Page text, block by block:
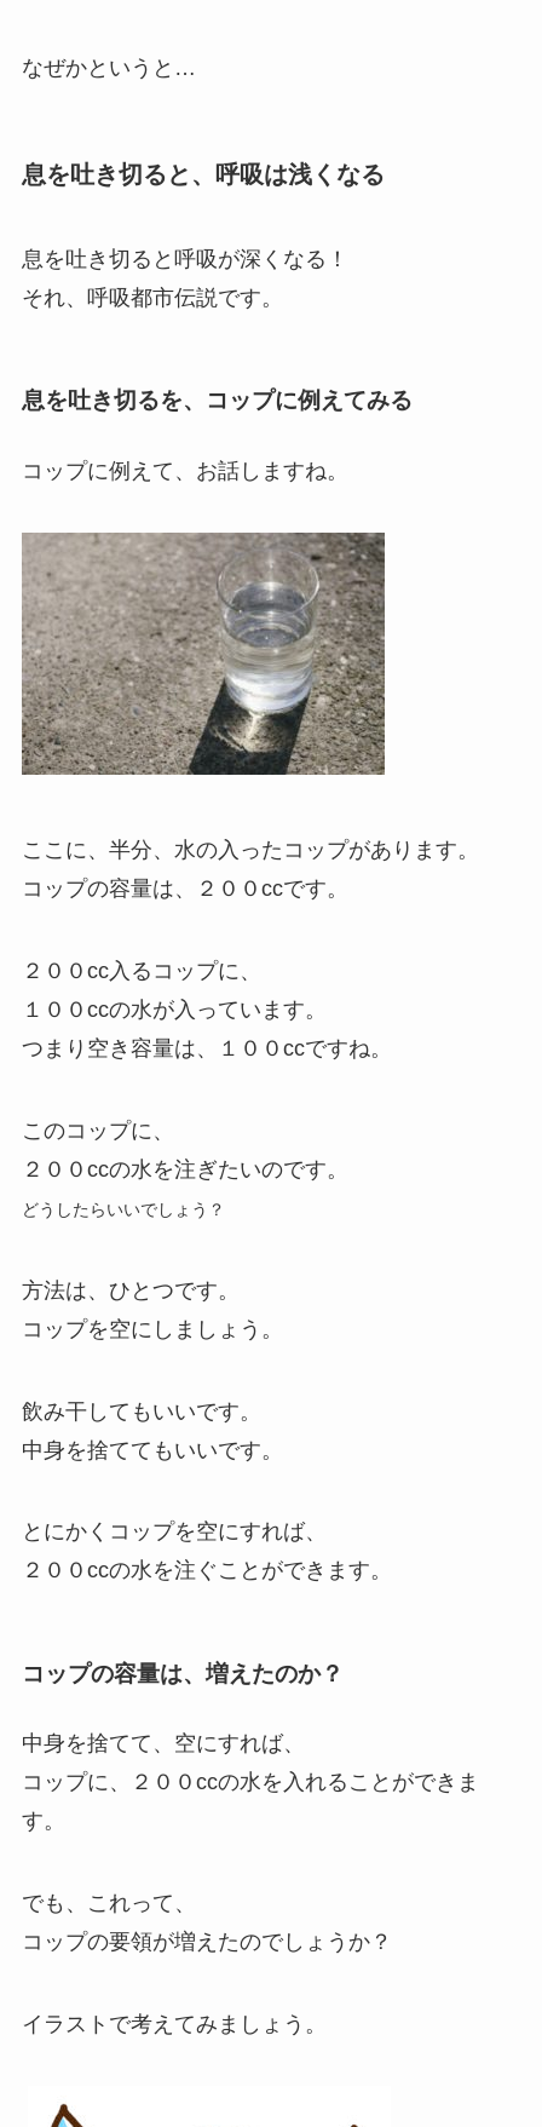
なぜかというと…
息を吐き切ると、呼吸は浅くなる
息を吐き切ると呼吸が深くなる！
それ、呼吸都市伝説です。
息を吐き切るを、コップに例えてみる
コップに例えて、お話しますね。
ここに、半分、水の入ったコップがあります。
コップの容量は、２００ccです。
２００cc入るコップに、
１００ccの水が入っています。
つまり空き容量は、１００ccですね。
このコップに、
２００ccの水を注ぎたいのです。
どうしたらいいでしょう？
方法は、ひとつです。
コップを空にしましょう。
飲み干してもいいです。
中身を捨ててもいいです。
とにかくコップを空にすれば、
２００ccの水を注ぐことができます。
コップの容量は、増えたのか？
中身を捨てて、空にすれば、
コップに、２００ccの水を入れることができま
す。
でも、これって、
コップの要領が増えたのでしょうか？
イラストで考えてみましょう。